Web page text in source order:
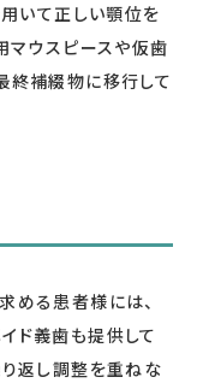
用いて正しい顎位を
マウスピースや仮歯
終補綴物に移行して
める患者様には、
ド義歯も提供して
り返し調整を重ねな